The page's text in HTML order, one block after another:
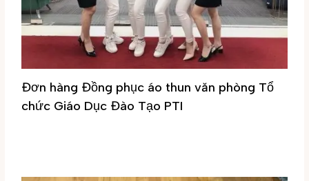
Đơn hàng Đồng phục áo thun văn phòng Tổ
chức Giáo Dục Đào Tạo PTI